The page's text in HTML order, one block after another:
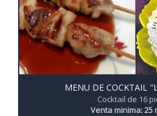
MENU DE COCKTAIL
Cocktail de 16
Venta minima: 25